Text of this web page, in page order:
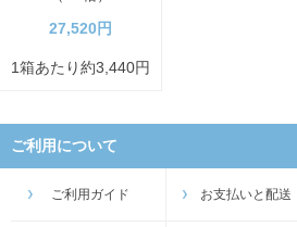
27,520円
1箱あたり約3,440円
ご利用について
ご利用ガイド お支払いと配送